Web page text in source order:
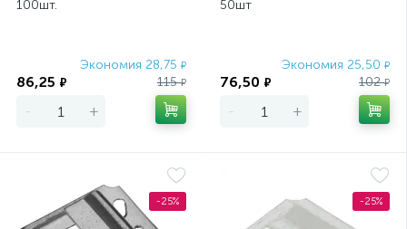
100шт.
Экономия 28,75 ₽
86,25 ₽ 115₽
- +
50шт
Экономия 25,50 ₽
76,50 ₽ 102₽
- +
-25% -25%